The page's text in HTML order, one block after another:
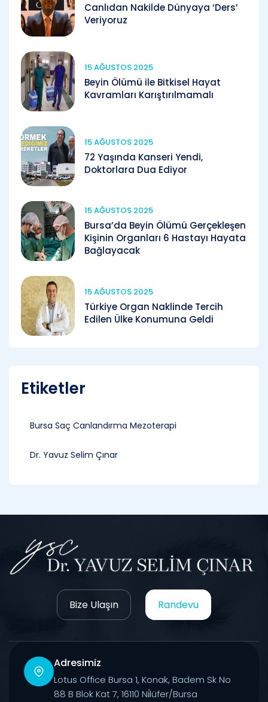
Canlıdan Nakilde Dünyaya ‘Ders’
Veriyoruz
15 AĞUSTOS 2025
Beyin Ölümü ile Bitkisel Hayat
Kavramları Karıştırılmamalı
15 AĞUSTOS 2025
72 Yaşında Kanseri Yendi,
Doktorlara Dua Ediyor
15 AĞUSTOS 2025
Bursa’da Beyin Ölümü Gerçekleşen
Kişinin Organları 6 Hastayı Hayata
Bağlayacak
15 AĞUSTOS 2025
Türkiye Organ Naklinde Tercih
Edilen Ülke Konumuna Geldi
Etiketler
Bursa Saç Canlandırma Mezoterapi
Dr. Yavuz Selim Çınar
Bize Ulaşın Randevu
Adresimiz
Lotus Office Bursa 1, Konak, Badem Sk No
88 B Blok Kat 7, 16110 Ni̇lüfer/Bursa